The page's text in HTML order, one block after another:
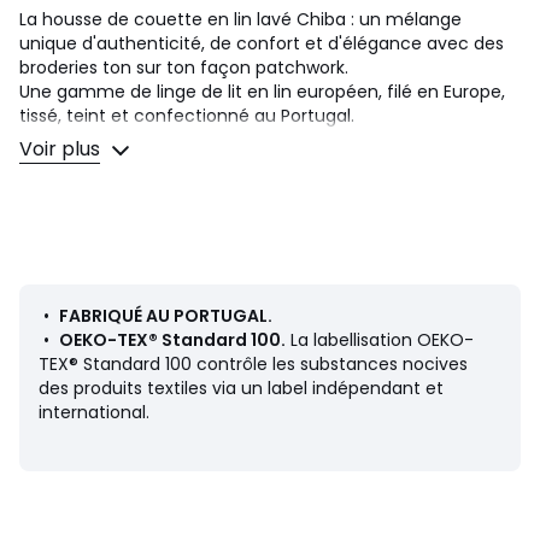
La housse de couette en lin lavé Chiba : un mélange
unique d'authenticité, de confort et d'élégance avec des
broderies ton sur ton façon patchwork.
Une gamme de linge de lit en lin européen, filé en Europe,
tissé, teint et confectionné au Portugal.
Le lin lavé est facile à vivre et légèrement froissé puisqu'il
ne se repasse pas. Lavé pour plus de douceur et de
• Broderies ton sur ton
• Envers uni
• Base droite boutonnée
À associer avec le drap-housse Elina vendu sur le site.
Voir plus
• FABRIQUÉ AU PORTUGAL.
• OEKO-TEX® Standard 100. La labellisation OEKO-
TEX® Standard 100 contrôle les substances nocives
des produits textiles via un label indépendant et
international.